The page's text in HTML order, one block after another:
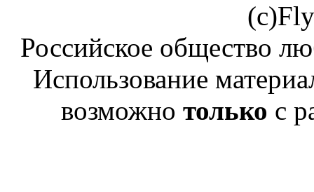
Российское общество
Использование
возможно только с